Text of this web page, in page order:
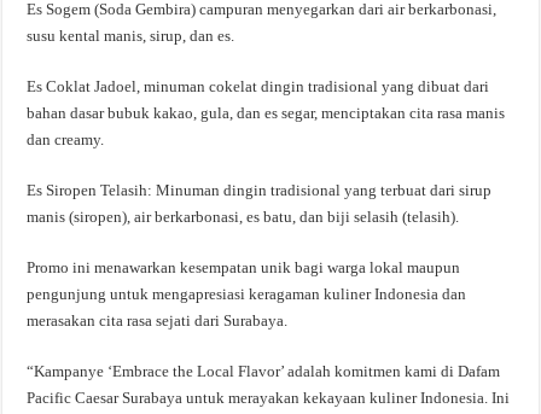
Es Sogem (Soda Gembira) campuran menyegarkan dari air berkarbonasi,
susu kental manis, sirup, dan es.
Es Coklat Jadoel, minuman cokelat dingin tradisional yang dibuat dari
bahan dasar bubuk kakao, gula, dan es segar, menciptakan cita rasa manis
dan creamy.
Es Siropen Telasih: Minuman dingin tradisional yang terbuat dari sirup
manis (siropen), air berkarbonasi, es batu, dan biji selasih (telasih).
Promo ini menawarkan kesempatan unik bagi warga lokal maupun
pengunjung untuk mengapresiasi keragaman kuliner Indonesia dan
merasakan cita rasa sejati dari Surabaya.
“Kampanye ‘Embrace the Local Flavor’ adalah komitmen kami di Dafam
Pacific Caesar Surabaya untuk merayakan kekayaan kuliner Indonesia. Ini